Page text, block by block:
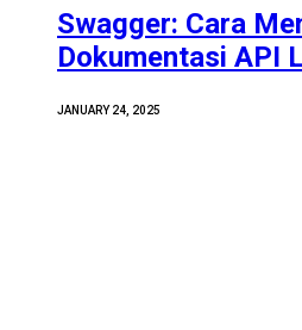
Swagger: Cara
Dokumentasi API
JANUARY 24, 2025